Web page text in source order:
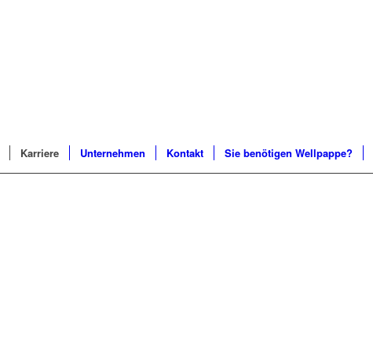
Karriere Unternehmen Kontakt Sie benötigen Wellpappe?